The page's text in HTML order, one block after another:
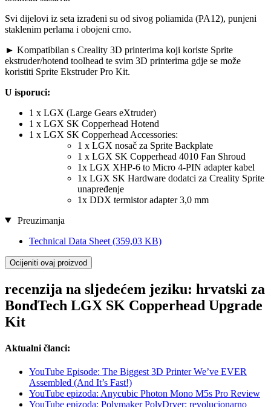
Svi dijelovi iz seta izrađeni su od sivog poliamida (PA12), punjeni
staklenim perlama i obojeni crno.
► Kompatibilan s Creality 3D printerima koji koriste Sprite
ekstruder/hotend toolhead te svim 3D printerima gdje se može
koristiti Sprite Ekstruder Pro Kit.
U isporuci:
1 x LGX (Large Gears eXtruder)
1 x LGX SK Copperhead Hotend
1 x LGX SK Copperhead Accessories:
1 x LGX nosač za Sprite Backplate
1 x LGX SK Copperhead 4010 Fan Shroud
1x LGX XHP-6 to Micro 4-PIN adapter kabel
1x LGX SK Hardware dodatci za Creality Sprite
unapređenje
1x DDX termistor adapter 3,0 mm
Preuzimanja
Technical Data Sheet (359,03 KB)
Ocijeniti ovaj proizvod
recenzija na sljedećem jeziku: hrvatski za
BondTech LGX SK Copperhead Upgrade
Kit
Aktualni članci:
YouTube Episode: The Biggest 3D Printer We’ve EVER
Assembled (And It’s Fast!)
YouTube epizoda: Anycubic Photon Mono M5s Pro Review
YouTube epizoda: Polymaker PolyDryer: revolucionarno